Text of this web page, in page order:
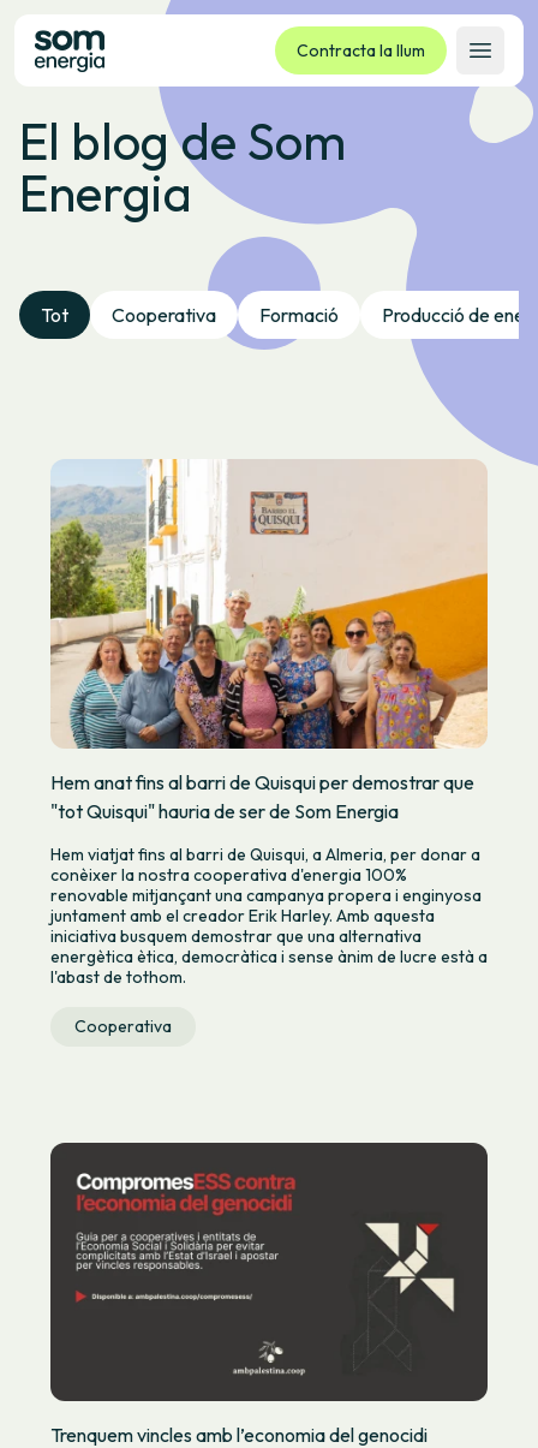
Contracta la llum
Obrir
Tarifes
Serveis
Empreses
La cooperativa
Contacte
Tràmits
El blog de Som
Energia
Tot Cooperativa Formació Producció de
Hem anat fins al barri de Quisqui per demostrar que
"tot Quisqui" hauria de ser de Som Energia
Hem viatjat fins al barri de Quisqui, a Almeria, per donar a
conèixer la nostra cooperativa d'energia 100%
renovable mitjançant una campanya propera i enginyosa
juntament amb el creador Erik Harley. Amb aquesta
iniciativa busquem demostrar que una alternativa
energètica ètica, democràtica i sense ànim de lucre està a
l'abast de tothom.
Cooperativa
Trenquem vincles amb l’economia del genocidi